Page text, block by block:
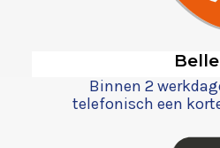
Binnen 2
telefonisch een